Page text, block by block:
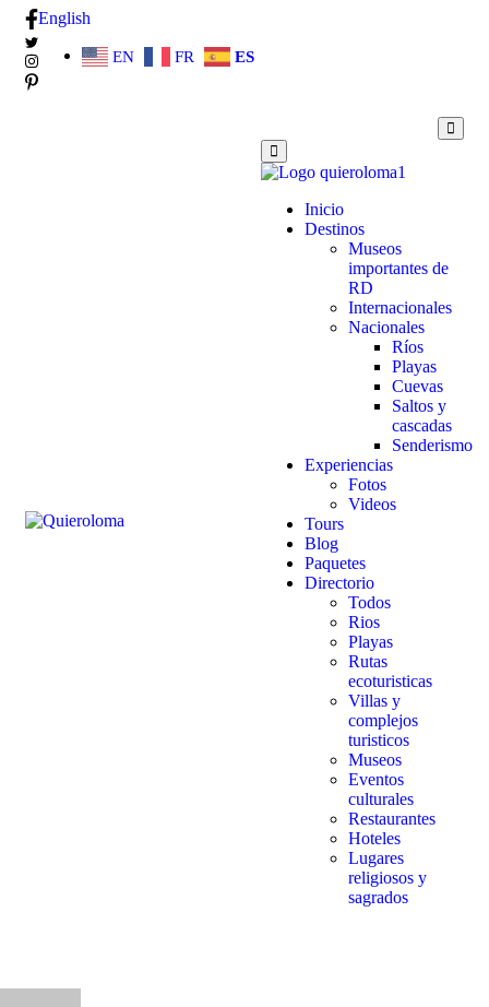
English
EN FR ES
Inicio
Destinos
Museos
importantes de
RD
Internacionales
Nacionales
Ríos
Playas
Cuevas
Saltos y
cascadas
Senderismo
Experiencias
Fotos
Videos
Tours
Blog
Paquetes
Directorio
Todos
Rios
Playas
Rutas
ecoturisticas
Villas y
complejos
turisticos
Museos
Eventos
culturales
Restaurantes
Hoteles
Lugares
religiosos y
sagrados